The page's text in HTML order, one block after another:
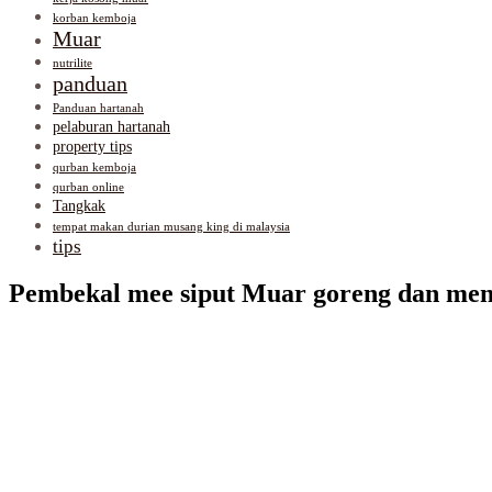
korban kemboja
Muar
nutrilite
panduan
Panduan hartanah
pelaburan hartanah
property tips
qurban kemboja
qurban online
Tangkak
tempat makan durian musang king di malaysia
tips
Pembekal mee siput Muar goreng dan